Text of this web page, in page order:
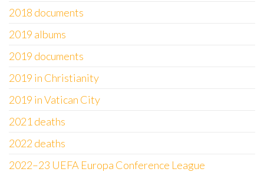
2018 documents
2019 albums
2019 documents
2019 in Christianity
2019 in Vatican City
2021 deaths
2022 deaths
2022–23 UEFA Europa Conference League